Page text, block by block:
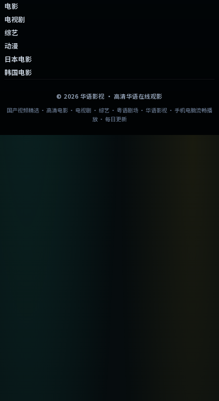
电影
电视剧
综艺
动漫
日本电影
韩国电影
© 2026 华语影视 · 高清华语在线观影
国产视频精选 · 高清电影 · 电视剧 · 综艺 · 粤语剧场 · 华语影视 · 手机电脑流畅播
放 · 每日更新